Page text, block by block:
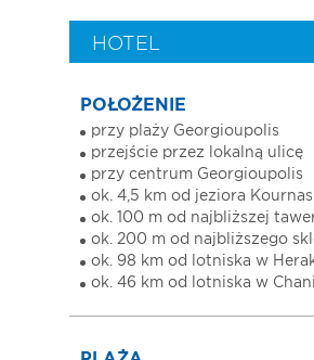
HOTEL
POŁOŻENIE
przy plaży Georgioupolis
przejście przez lokalną ulicę
przy centrum Georgioupolis
ok. 4,5 km od jeziora Kournas
ok. 100 m od najbliższej
ok. 200 m od najbliższego
ok. 98 km od lotniska w
ok. 46 km od lotniska w